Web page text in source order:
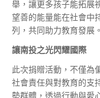
舉，讓更多孩子能拓展
望善的能量能在社會中
列，共同助力教育發展
讓南投之光閃耀國際
此次捐贈活動，不僅為
社會責任與對教育的支
勢群體，透過行動與愛